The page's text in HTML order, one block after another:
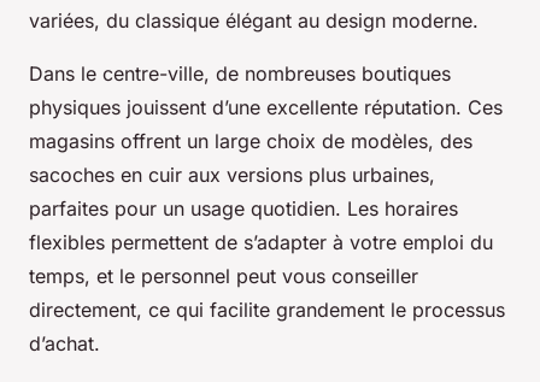
variées, du classique élégant au design moderne.
Dans le centre-ville, de nombreuses boutiques
physiques jouissent d’une excellente réputation. Ces
magasins offrent un large choix de modèles, des
sacoches en cuir aux versions plus urbaines,
parfaites pour un usage quotidien. Les horaires
flexibles permettent de s’adapter à votre emploi du
temps, et le personnel peut vous conseiller
directement, ce qui facilite grandement le processus
d’achat.